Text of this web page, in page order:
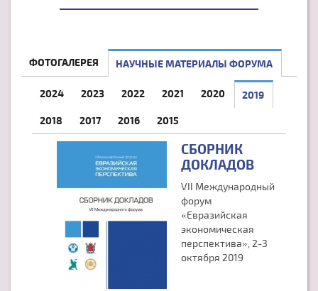
ФОТОГАЛЕРЕЯ НАУЧНЫЕ МАТЕРИАЛЫ ФОРУМА
2024 2023 2022 2021 2020 2019
2018 2017 2016 2015
СБОРНИК
ДОКЛАДОВ
VII Международный
форум
«Евразийская
экономическая
перспектива», 2-3
октября 2019